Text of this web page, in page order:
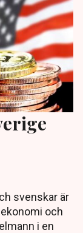
svenskar är
och
i en